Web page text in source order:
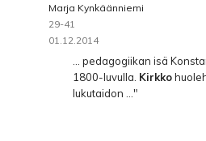
Marja Kynkäänniemi
29-41
01.12.2014
... pedagogiikan isä
1800-luvulla. Kirkko
lukutaidon ..."